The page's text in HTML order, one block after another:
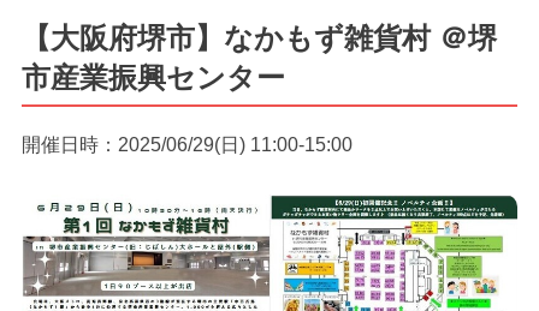
【大阪府堺市】なかもず雑貨村 ＠堺
市産業振興センター
開催日時：2025/06/29(日) 11:00-15:00